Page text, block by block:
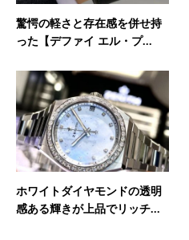
驚愕の軽さと存在感を併せ持
った【デファイ エル・プ...
ホワイトダイヤモンドの透明
感ある輝きが上品でリッチ...